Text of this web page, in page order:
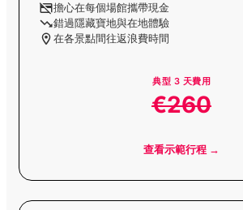
擔心在每個場館攜帶現金
錯過隱藏寶地與在地體驗
在各景點間往返浪費時間
典型 3 天費用
€260
查看示範行程 →